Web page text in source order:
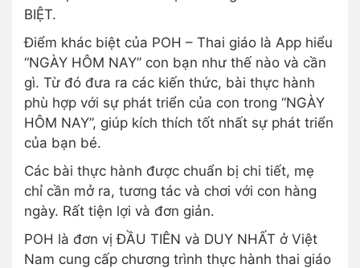
BIỆT.
Điểm khác biệt của POH – Thai giáo là App hiểu
“NGÀY HÔM NAY” con bạn như thế nào và cần
gì. Từ đó đưa ra các kiến thức, bài thực hành
phù hợp với sự phát triển của con trong “NGÀY
HÔM NAY”, giúp kích thích tốt nhất sự phát triển
của bạn bé.
Các bài thực hành được chuẩn bị chi tiết, mẹ
chỉ cần mở ra, tương tác và chơi với con hàng
ngày. Rất tiện lợi và đơn giản.
POH là đơn vị ĐẦU TIÊN và DUY NHẤT ở Việt
Nam cung cấp chương trình thực hành thai giáo